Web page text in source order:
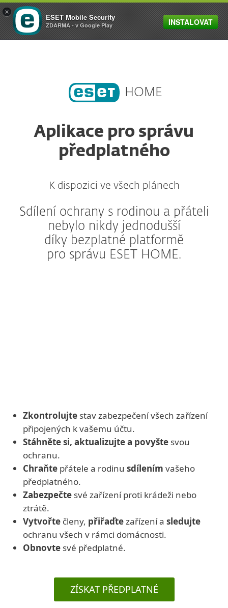
MENU
HOME
Aplikace pro správu
předplatného
K dispozici ve všech plánech
Sdílení ochrany s rodinou a přáteli
nebylo nikdy jednodušší
díky bezplatné platformě
pro správu ESET HOME.
Zkontrolujte stav zabezpečení všech zařízení
připojených k vašemu účtu.
Stáhněte si, aktualizujte a povyšte svou
ochranu.
Chraňte přátele a rodinu sdílením vašeho
předplatného.
Zabezpečte své zařízení proti krádeži nebo
ztrátě.
Vytvořte členy, přiřaďtezařízení a sledujte
ochranu všech v rámci domácnosti.
Obnovte své předplatné.
ZÍSKAT PŘEDPLATNÉ
×
ESET Mobile Security
ZDARMA - v Google Play INSTALOVAT